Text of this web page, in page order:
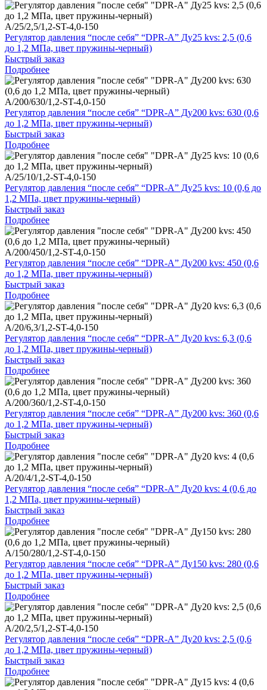
A/25/2,5/1,2-ST-4,0-150
Регулятор давления “после себя” “DPR-A” Ду25 kvs: 2,5 (0,6
до 1,2 МПа, цвет пружины-черный)
Быстрый заказ
Подробнее
A/200/630/1,2-ST-4,0-150
Регулятор давления “после себя” “DPR-A” Ду200 kvs: 630 (0,6
до 1,2 МПа, цвет пружины-черный)
Быстрый заказ
Подробнее
A/25/10/1,2-ST-4,0-150
Регулятор давления “после себя” “DPR-A” Ду25 kvs: 10 (0,6 до
1,2 МПа, цвет пружины-черный)
Быстрый заказ
Подробнее
A/200/450/1,2-ST-4,0-150
Регулятор давления “после себя” “DPR-A” Ду200 kvs: 450 (0,6
до 1,2 МПа, цвет пружины-черный)
Быстрый заказ
Подробнее
A/20/6,3/1,2-ST-4,0-150
Регулятор давления “после себя” “DPR-A” Ду20 kvs: 6,3 (0,6
до 1,2 МПа, цвет пружины-черный)
Быстрый заказ
Подробнее
A/200/360/1,2-ST-4,0-150
Регулятор давления “после себя” “DPR-A” Ду200 kvs: 360 (0,6
до 1,2 МПа, цвет пружины-черный)
Быстрый заказ
Подробнее
A/20/4/1,2-ST-4,0-150
Регулятор давления “после себя” “DPR-A” Ду20 kvs: 4 (0,6 до
1,2 МПа, цвет пружины-черный)
Быстрый заказ
Подробнее
A/150/280/1,2-ST-4,0-150
Регулятор давления “после себя” “DPR-A” Ду150 kvs: 280 (0,6
до 1,2 МПа, цвет пружины-черный)
Быстрый заказ
Подробнее
A/20/2,5/1,2-ST-4,0-150
Регулятор давления “после себя” “DPR-A” Ду20 kvs: 2,5 (0,6
до 1,2 МПа, цвет пружины-черный)
Быстрый заказ
Подробнее